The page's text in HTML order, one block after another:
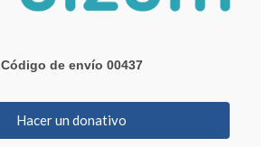
Código de envío 00437
Hacer un donativo